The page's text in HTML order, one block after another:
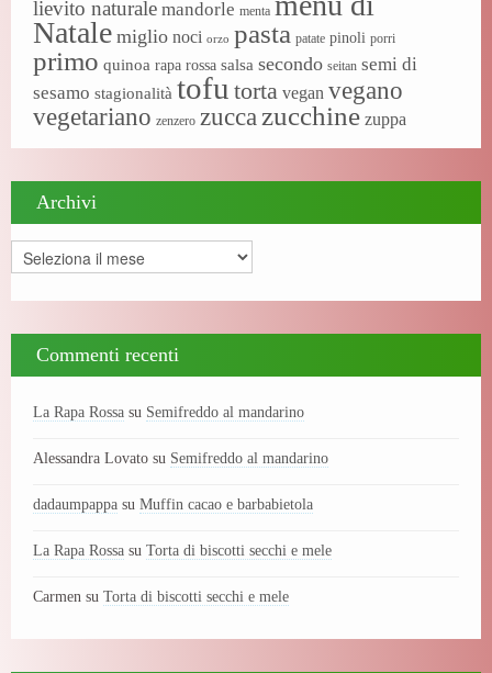
lievito naturale mandorle menta
Natale miglio noci orzo pasta patate pinoli porri
primo quinoa rapa rossa salsa secondo seitan semi di
sesamo stagionalità tofu torta vegan vegano
vegetariano zenzero zucca zucchine zuppa
Archivi
Archivi
Commenti recenti
La Rapa Rossa su Semifreddo al mandarino
Alessandra Lovato su Semifreddo al mandarino
dadaumpappa su Muffin cacao e barbabietola
La Rapa Rossa su Torta di biscotti secchi e mele
Carmen su Torta di biscotti secchi e mele